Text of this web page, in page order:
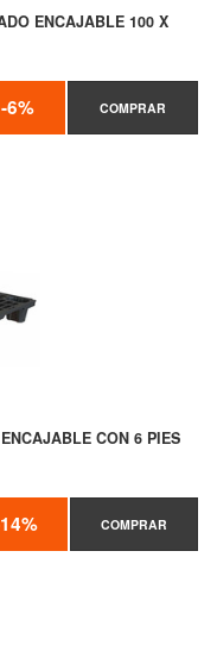
ENCAJABLE 100 X
-6% COMPRAR
CON 6 PIES
COMPRAR